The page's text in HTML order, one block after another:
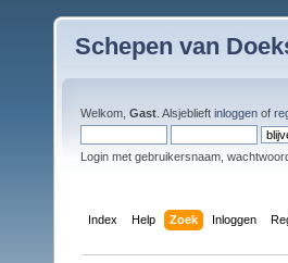
Schepen van
Welkom, Gast . Alsjeblieft inloggen of
Login met gebruikersnaam,
Index Help Zoek Inloggen